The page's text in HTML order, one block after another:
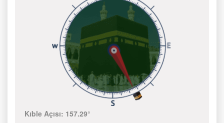
Kıble Açısı: 157.29°